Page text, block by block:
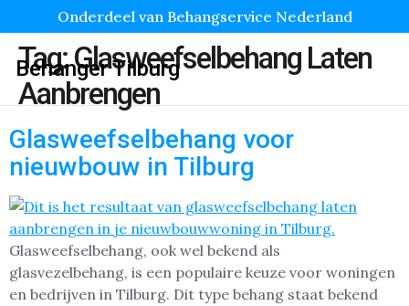
Onderdeel van Behangservice Nederland
Behanger Tilburg
Tag:Glasweefselbehang Laten
Aanbrengen
Glasweefselbehang voor
nieuwbouw in Tilburg
Glasweefselbehang, ook wel bekend als
glasvezelbehang, is een populaire keuze voor woningen
en bedrijven in Tilburg. Dit type behang staat bekend